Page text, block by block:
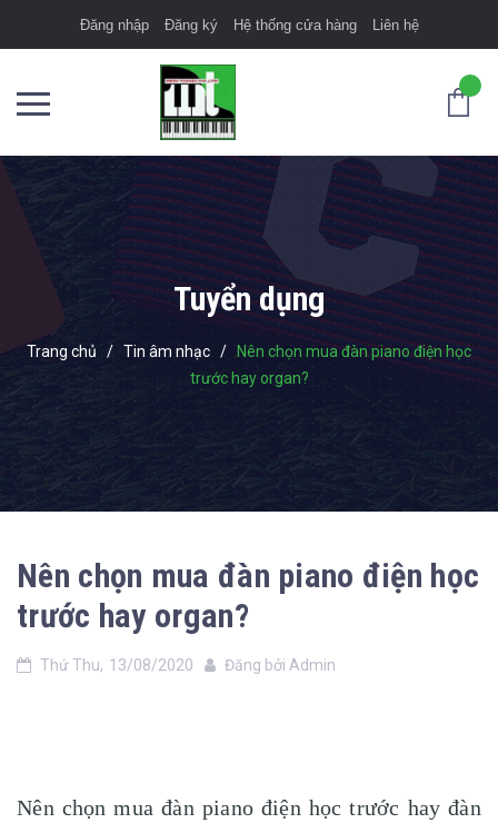
Đăng nhập Đăng ký Hệ thống cửa hàng Liên hệ
Tuyển dụng
Trang chủ / Tin âm nhạc / Nên chọn mua đàn piano điện học
trước hay organ?
Nên chọn mua đàn piano điện học
trước hay organ?
Thứ Thu, 13/08/2020 Đăng bởi Admin
Nên chọn mua đàn piano điện học trước hay đàn